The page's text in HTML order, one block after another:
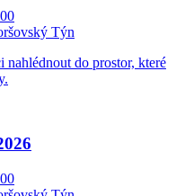
Týn
nahlédnout do prostor, které